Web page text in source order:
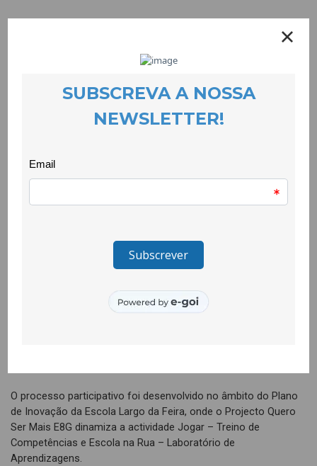
As crianças do Largo da Feira concretizaram um torneio, como
exercício de cidadania. A ideia nasceu da auscultação de
alunos e alunas desta escola que partilharam o que os/as
tornaria mais felizes na escola.
culminou num dia feliz, no momento em que concretizaram o
torneio.
A iniciativa juntou as duas escolas do 1º ciclo do Tortosendo à
num apoio fantástico às suas equipas.
A escola convidada foi a Escola dos Montes Hermínios que
contagiante ao torneio e jogou de forma brilhante.
O processo participativo foi desenvolvido no âmbito do Plano
de Inovação da Escola Largo da Feira, onde o Projecto Quero
Ser Mais E8G dinamiza a actividade Jogar – Treino de
Competências e Escola na Rua – Laboratório de
Aprendizagens.